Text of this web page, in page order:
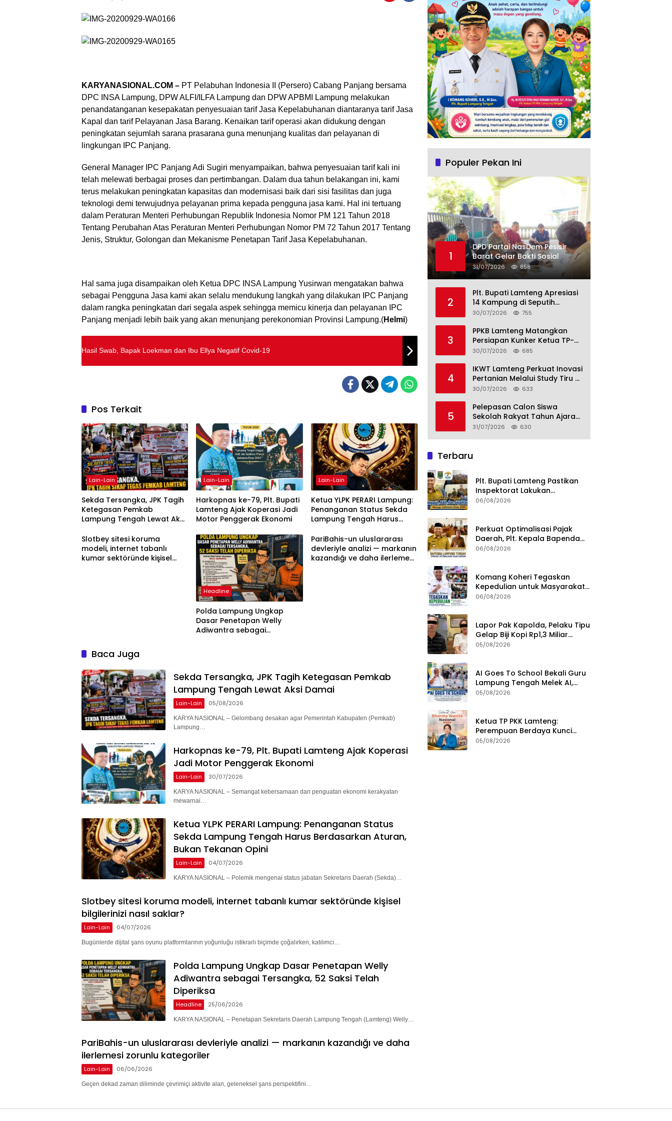
KARYANASIONAL.COM – PT Pelabuhan Indonesia II (Persero) Cabang Panjang bersama
DPC INSA Lampung, DPW ALFI/ILFA Lampung dan DPW APBMI Lampung melakukan
penandatanganan kesepakatan penyesuaian tarif Jasa Kepelabuhanan diantaranya tarif Jasa
Kapal dan tarif Pelayanan Jasa Barang. Kenaikan tarif operasi akan didukung dengan
peningkatan sejumlah sarana prasarana guna menunjang kualitas dan pelayanan di
lingkungan IPC Panjang.
General Manager IPC Panjang Adi Sugiri menyampaikan, bahwa penyesuaian tarif kali ini
telah melewati berbagai proses dan pertimbangan. Dalam dua tahun belakangan ini, kami
terus melakukan peningkatan kapasitas dan modernisasi baik dari sisi fasilitas dan juga
teknologi demi terwujudnya pelayanan prima kepada pengguna jasa kami. Hal ini tertuang
dalam Peraturan Menteri Perhubungan Republik Indonesia Nomor PM 121 Tahun 2018
Tentang Perubahan Atas Peraturan Menteri Perhubungan Nomor PM 72 Tahun 2017 Tentang
Jenis, Struktur, Golongan dan Mekanisme Penetapan Tarif Jasa Kepelabuhanan.
Hal sama juga disampaikan oleh Ketua DPC INSA Lampung Yusirwan mengatakan bahwa
sebagai Pengguna Jasa kami akan selalu mendukung langkah yang dilakukan IPC Panjang
dalam rangka peningkatan dari segala aspek sehingga memicu kinerja dan pelayanan IPC
Panjang menjadi lebih baik yang akan menunjang perekonomian Provinsi Lampung.(Helmi)
Hasil Swab, Bapak Loekman dan Ibu Ellya Negatif Covid-19
Pos Terkait
Lain-Lain
Sekda Tersangka, JPK Tagih
Ketegasan Pemkab
Lampung Tengah Lewat Aksi
Lain-Lain
Harkopnas ke-79, Plt. Bupati
Lamteng Ajak Koperasi Jadi
Motor Penggerak Ekonomi
Lain-Lain
Ketua YLPK PERARI Lampung:
Penanganan Status Sekda
Lampung Tengah Harus
Tekanan Opini
Slotbey sitesi koruma
modeli, internet tabanlı
kumar sektöründe kişisel
Headline
Polda Lampung Ungkap
Dasar Penetapan Welly
Adiwantra sebagai
PariBahis-un uluslararası
devleriyle analizi — markanın
kazandığı ve daha ilerlemesi
Baca Juga
Sekda Tersangka, JPK Tagih Ketegasan Pemkab
Lampung Tengah Lewat Aksi Damai
Lain-Lain 05/08/2026
KARYA NASIONAL – Gelombang desakan agar Pemerintah Kabupaten (Pemkab)
Lampung…
Harkopnas ke-79, Plt. Bupati Lamteng Ajak Koperasi
Jadi Motor Penggerak Ekonomi
Lain-Lain 30/07/2026
KARYA NASIONAL – Semangat kebersamaan dan penguatan ekonomi kerakyatan
mewarnai…
Ketua YLPK PERARI Lampung: Penanganan Status
Sekda Lampung Tengah Harus Berdasarkan Aturan,
Bukan Tekanan Opini
Lain-Lain 04/07/2026
KARYA NASIONAL – Polemik mengenai status jabatan Sekretaris Daerah (Sekda)…
Slotbey sitesi koruma modeli, internet tabanlı kumar sektöründe kişisel
bilgilerinizi nasıl saklar?
Lain-Lain 04/07/2026
Bugünlerde dijital şans oyunu platformlarının yoğunluğu istikrarlı biçimde çoğalırken, katılımcı…
Polda Lampung Ungkap Dasar Penetapan Welly
Adiwantra sebagai Tersangka, 52 Saksi Telah
Diperiksa
Headline 25/06/2026
KARYA NASIONAL – Penetapan Sekretaris Daerah Lampung Tengah (Lamteng) Welly…
PariBahis-un uluslararası devleriyle analizi — markanın kazandığı ve daha
ilerlemesi zorunlu kategoriler
Lain-Lain 06/06/2026
Geçen dekad zaman diliminde çevrimiçi aktivite alan, geleneksel şans perspektifini…
Populer Pekan Ini
1
DPD Partai NasDem Pesisir
Barat Gelar Bakti Sosial
31/07/2026 858
2
Plt. Bupati Lamteng Apresiasi
14 Kampung di Seputih
Raman Lunas PBB 2026, Harus
30/07/2026 755
3
PPKB Lamteng Matangkan
Persiapan Kunker Ketua TP-
PKK Provinsi, Launching
Jadi Fokus
30/07/2026 685
4
IKWT Lamteng Perkuat Inovasi
Pertanian Melalui Study Tiru di
P4S Jimmy Hantu Foundation
30/07/2026 633
5
Pelepasan Calon Siswa
Sekolah Rakyat Tahun Ajaran
2026–2027, Plt. Bupati
Berkualitas
31/07/2026 630
Terbaru
Plt. Bupati Lamteng Pastikan
Inspektorat Lakukan
Pemeriksaan Akhir Masa
06/08/2026
Perkuat Optimalisasi Pajak
Daerah, Plt. Kepala Bapenda
Lampung Tengah Minta Seluruh
06/08/2026
Komang Koheri Tegaskan
Kepedulian untuk Masyarakat
Lampung Tengah Lewat
06/08/2026
Lapor Pak Kapolda, Pelaku Tipu
Gelap Biji Kopi Rp1,3 Miliar
Dibebaskan: Sempat
05/08/2026
AI Goes To School Bekali Guru
Lampung Tengah Melek AI,
Perkuat Transformasi
05/08/2026
Ketua TP PKK Lamteng:
Perempuan Berdaya Kunci
Kemajuan Bangsa
05/08/2026